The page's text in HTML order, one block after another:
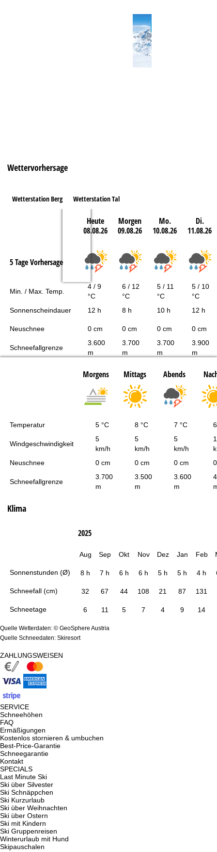
Wettervorhersage
Wetterstation Berg Wetterstation Tal
Heute
08.08.26
Morgen
09.08.26
Mo.
10.08.26
Di.
11.08.26
5 Tage Vorhersage
Min. / Max. Temp.
4 / 9
°C
6 / 12
°C
5 / 11
°C
5 / 10
°C
Sonnenscheindauer
12 h 8 h 10 h 12 h
Neuschnee 0 cm 0 cm 0 cm 0 cm
Schneefallgrenze
3.600
m
3.700
m
3.700
m
3.900
m
Morgens Mittags Abends
Temperatur 5 °C 8 °C 7 °C
Windgeschwindigkeit
5
km/h
5
km/h
5
km/h
Neuschnee
0 cm 0 cm 0 cm
Schneefallgrenze
3.700
m
3.500
m
3.600
m
Klima
Sonnenstunden (Ø)
Schneefall (cm)
Schneetage
2025
Aug Sep Okt Nov Dez Jan Feb
8 h 7 h 6 h 6 h 5 h 5 h 4 h
32 67 44 108 21 87 131
6 11 5 7 4 9 14
Quelle Wetterdaten: © GeoSphere Austria
Quelle Schneedaten: Skiresort
ZAHLUNGSWEISEN
SERVICE
Schneehöhen
FAQ
Ermäßigungen
Kostenlos stornieren & umbuchen
Best-Price-Garantie
Schneegarantie
Kontakt
SPECIALS
Last Minute Ski
Ski über Silvester
Ski Schnäppchen
Ski Kurzurlaub
Ski über Weihnachten
Ski über Ostern
Ski mit Kindern
Ski Gruppenreisen
Winterurlaub mit Hund
Skipauschalen